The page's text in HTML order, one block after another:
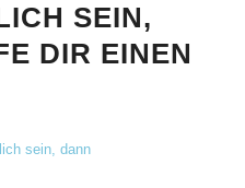
SEIN,
DIR EINEN